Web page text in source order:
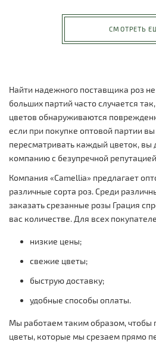
СМОТРЕТЬ
Найти надежного поставщика роз
больших партий часто случается
цветов обнаруживаются
если при покупке оптовой партии вы
пересматривать каждый цветок,
компанию с безупречной
Компания «Camellia» предлагает
различные сорта роз. Среди
заказать срезанные розы Грация
вас количестве. Для всех
низкие цены;
свежие цветы;
быструю доставку;
удобные способы оплаты.
Мы работаем таким образом, чтобы
цветы, которые мы срезаем прямо